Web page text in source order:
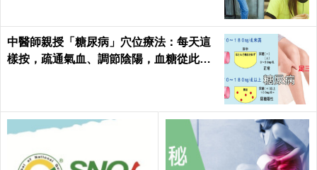
中醫師親授「糖尿病」穴位療法：每天這
樣按，疏通氣血、調節陰陽，血糖從此乖